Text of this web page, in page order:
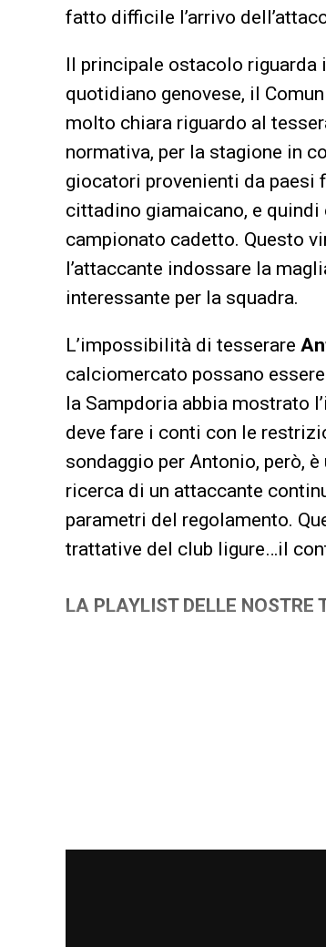
fatto difficile l’arrivo
Il principale ostacolo riguarda
quotidiano genovese, il
molto chiara riguardo al
normativa, per la stagione in
giocatori provenienti da paesi
cittadino giamaicano, e quindi
campionato cadetto. Questo
l’attaccante indossare la
interessante per la squadra.
L’impossibilità di tesserare
calciomercato possano
la Sampdoria abbia mostrato
deve fare i conti con le
sondaggio per Antonio, però,
ricerca di un attaccante
parametri del regolamento.
trattative del club ligure…il
LA PLAYLIST DELLE NOSTRE